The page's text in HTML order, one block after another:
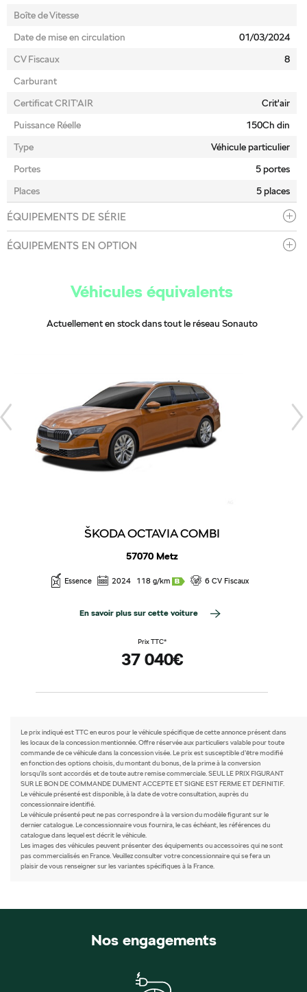
Boîte de Vitesse
Date de mise en circulation
01/03/2024
CV Fiscaux
8
Carburant
Certificat CRIT’AIR
Crit'air
Puissance Réelle
150Ch din
Type
Véhicule particulier
Portes
5 portes
Places
5 places
ÉQUIPEMENTS DE SÉRIE
ÉQUIPEMENTS EN OPTION
Véhicules équivalents
Actuellement en stock dans tout le réseau Sonauto
ŠKODA OCTAVIA COMBI
57070 Metz
Essence 2024 118 g/km 6 CV Fiscaux
En savoir plus sur cette voiture
Prix TTC*
37 040€
Le prix indiqué est TTC en euros pour le véhicule spécifique de cette annonce présent dans
les locaux de la concession mentionnée. Offre réservée aux particuliers valable pour toute
commande de ce véhicule dans la concession visée. Le prix est susceptible d’être modifié
en fonction des options choisis, du montant du bonus, de la prime à la conversion
lorsqu’ils sont accordés et de toute autre remise commerciale. SEUL LE PRIX FIGURANT
SUR LE BON DE COMMANDE DUMENT ACCEPTE ET SIGNE EST FERME ET DEFINITIF.
Le véhicule présenté est disponible, à la date de votre consultation, auprès du
concessionnaire identifié.
Le véhicule présenté peut ne pas correspondre à la version du modèle figurant sur le
dernier catalogue. Le concessionnaire vous fournira, le cas échéant, les références du
catalogue dans lequel est décrit le véhicule.
Les images des véhicules peuvent présenter des équipements ou accessoires qui ne sont
pas commercialisés en France. Veuillez consulter votre concessionnaire qui se fera un
plaisir de vous renseigner sur les variantes spécifiques à la France.
Nos engagements